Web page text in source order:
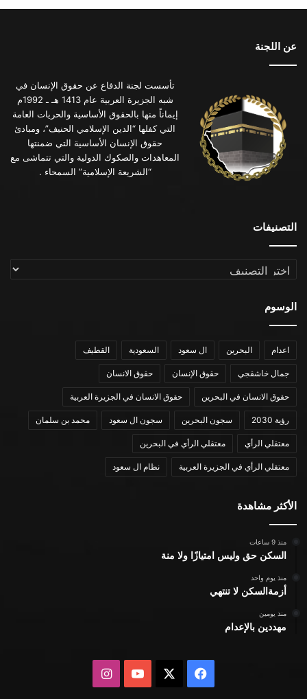
عن اللجنة
تأسست لجنة الدفاع عن حقوق الإنسان في
شبه الجزيرة العربية عام 1413 هـ ـ 1992م
إيماناً منها بالحقوق الأساسية والحريات العامة
التي كفلها “الدين الإسلامي الحنيف”، ومبادئ
حقوق الإنسان الأساسية التي ضمنتها
المعاهدات والصكوك الدولية والتي تتماشى مع
“الشريعة الإسلامية” السمحاء .
التصنيفات
التصنيفات
الوسوم
اعدام البحرين ال سعود السعودية القطيف
جمال خاشقجي حقوق الإنسان حقوق الانسان
حقوق الانسان في البحرين حقوق الانسان في الجزيرة العربية
رؤية 2030 سجون البحرين سجون ال سعود محمد بن سلمان
معتقلي الرأي معتقلي الرأي في البحرين
معتقلي الرأي في الجزيرة العربية نظام ال سعود
الأكثر مشاهدة
منذ 9 ساعات
السكن حق وليس امتيازًا ولا منة
منذ يوم واحد
أزمةالسكن لا تنتهي
منذ يومين
مهددين بالإعدام
فيسبوك يوتيوبانستقرام